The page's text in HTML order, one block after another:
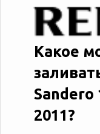
Какое
Sandero
2011?